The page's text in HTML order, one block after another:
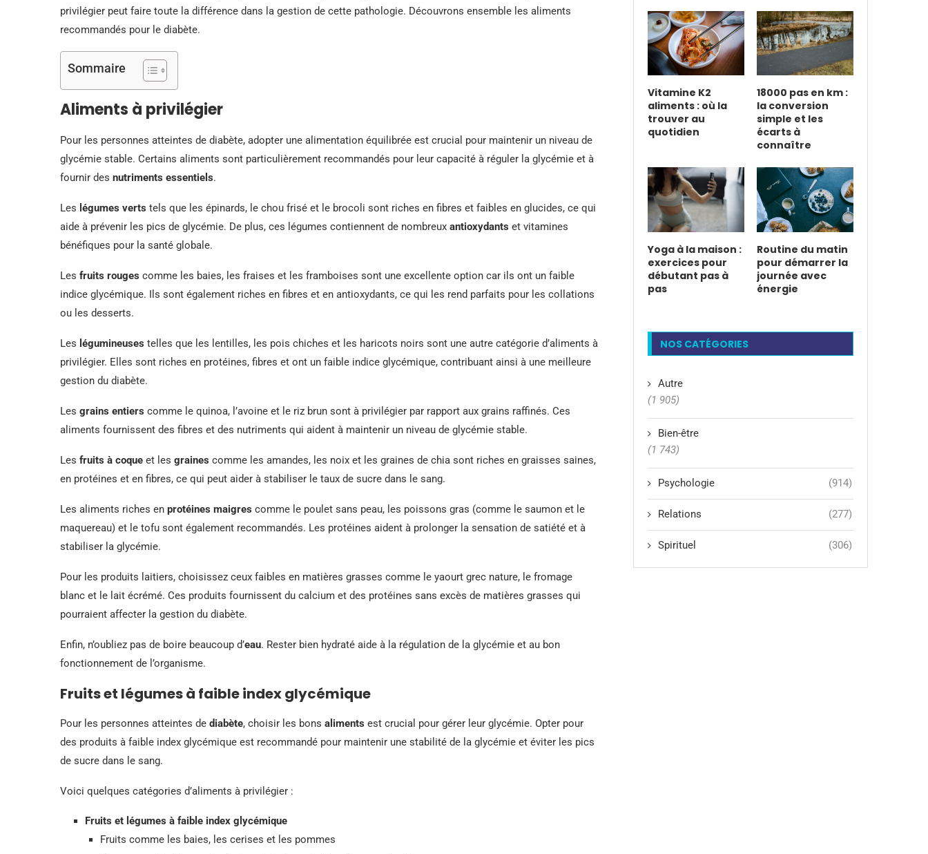
privilégier peut faire toute la différence dans la gestion de cette pathologie. Découvrons ensemble les aliments
recommandés pour le diabète.
Sommaire
Aliments à privilégier
Pour les personnes atteintes de diabète, adopter une alimentation équilibrée est crucial pour maintenir un niveau de
glycémie stable. Certains aliments sont particulièrement recommandés pour leur capacité à réguler la glycémie et à
fournir des nutriments essentiels.
Les légumes verts tels que les épinards, le chou frisé et le brocoli sont riches en fibres et faibles en glucides, ce qui
aide à prévenir les pics de glycémie. De plus, ces légumes contiennent de nombreux antioxydants et vitamines
bénéfiques pour la santé globale.
Les fruits rouges comme les baies, les fraises et les framboises sont une excellente option car ils ont un faible
indice glycémique. Ils sont également riches en fibres et en antioxydants, ce qui les rend parfaits pour les collations
ou les desserts.
Les légumineuses telles que les lentilles, les pois chiches et les haricots noirs sont une autre catégorie d’aliments à
privilégier. Elles sont riches en protéines, fibres et ont un faible indice glycémique, contribuant ainsi à une meilleure
gestion du diabète.
Les grains entiers comme le quinoa, l’avoine et le riz brun sont à privilégier par rapport aux grains raffinés. Ces
aliments fournissent des fibres et des nutriments qui aident à maintenir un niveau de glycémie stable.
Les fruits à coque et les graines comme les amandes, les noix et les graines de chia sont riches en graisses saines,
en protéines et en fibres, ce qui peut aider à stabiliser le taux de sucre dans le sang.
Les aliments riches en protéines maigres comme le poulet sans peau, les poissons gras (comme le saumon et le
maquereau) et le tofu sont également recommandés. Les protéines aident à prolonger la sensation de satiété et à
stabiliser la glycémie.
Pour les produits laitiers, choisissez ceux faibles en matières grasses comme le yaourt grec nature, le fromage
blanc et le lait écrémé. Ces produits fournissent du calcium et des protéines sans excès de matières grasses qui
pourraient affecter la gestion du diabète.
Enfin, n’oubliez pas de boire beaucoup d’eau. Rester bien hydraté aide à la régulation de la glycémie et au bon
fonctionnement de l’organisme.
Fruits et légumes à faible index glycémique
Pour les personnes atteintes de diabète, choisir les bons aliments est crucial pour gérer leur glycémie. Opter pour
des produits à faible index glycémique est recommandé pour maintenir une stabilité de la glycémie et éviter les pics
de sucre dans le sang.
Voici quelques catégories d’aliments à privilégier :
Fruits et légumes à faible index glycémique
Fruits comme les baies, les cerises et les pommes
Vitamine K2
aliments : où la
trouver au
quotidien
18000 pas en km :
la conversion
simple et les
écarts à
connaître
Yoga à la maison :
exercices pour
débutant pas à
pas
Routine du matin
pour démarrer la
journée avec
énergie
NOS CATÉGORIES
Autre
(1 905)
Bien-être
(1 743)
Psychologie (914)
Relations (277)
Spirituel (306)